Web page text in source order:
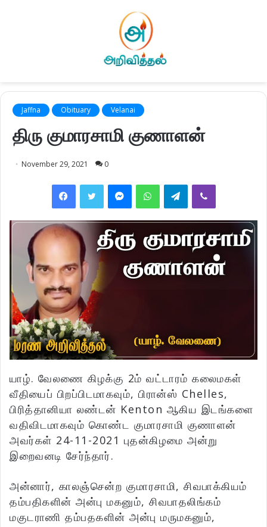
Jaffna Obituary Velanai
திரு குமாரசாமி குணாளன்
November 29, 2021 0
FacebookTwitter MessengerWhatsAppTelegramViber
யாழ். வேலணை கிழக்கு 2ம் வட்டாரம் கலைமகள்
வீதியைப் பிறப்பிடமாகவும், பிரான்ஸ் Chelles,
பிரித்தானியா லண்டன் Kenton ஆகிய இடங்களை
வதிவிடமாகவும் கொண்ட குமாரசாமி குணாளன்
அவர்கள் 24-11-2021 புதன்கிழமை அன்று
இறைவனடி சேர்ந்தார்.
அன்னார், காலஞ்சென்ற குமாரசாமி, சிவபாக்கியம்
தம்பதிகளின் அன்பு மகனும், சிவபாதலிங்கம்
மகுடராணி தம்பதகளின் அன்பு மருமகனும்,